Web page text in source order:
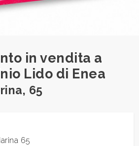
in vendita a
Lido di Enea
65
65